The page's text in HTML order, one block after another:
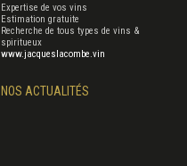
Expertise de vos vins
Estimation gratuite
Recherche de tous types de vins &
spiritueux
www.jacqueslacombe.vin
NOS ACTUALITÉS